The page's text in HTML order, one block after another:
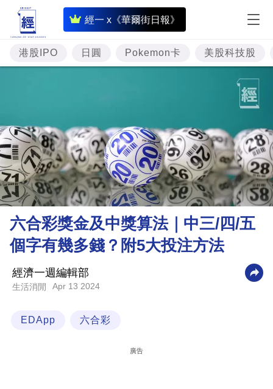
經一 x《華爾街日報》
即
時
財
經
投
資
樓
市
理
財
商
業
科
港股IPO 日圓 Pokemon卡 美股科技股
六合彩獎金及中獎算法｜中三/四/五
個字有幾多錢？附5大投注方法
經濟一週編輯部
生活消閒 Apr 13 2024
EDApp 六合彩
廣告